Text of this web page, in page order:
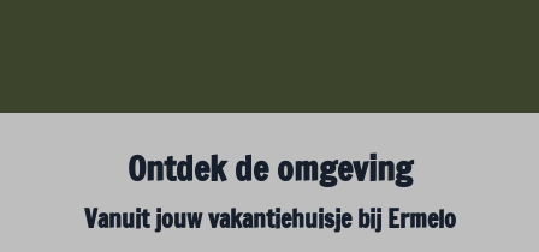
Ontdek de omgeving
Vanuit jouw vakantiehuisje bij Ermelo